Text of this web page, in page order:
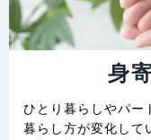
身
ひとり暮らしやパー
暮らし方が変化して